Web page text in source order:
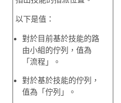
以下是值：
對於目前基於技能的路
由小組的佇列，值為
「流程」。
對於基於技能的佇列，
值為「佇列」。